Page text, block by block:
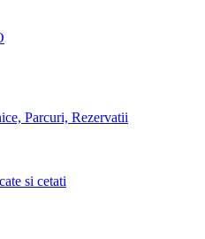
Parcuri, Rezervatii
si cetati